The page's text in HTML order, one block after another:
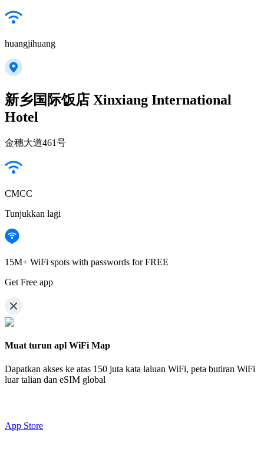
huangjihuang
新乡国际饭店 Xinxiang International
Hotel
金穗大道461号
CMCC
Tunjukkan lagi
15M+ WiFi spots with passwords for FREE
Get Free app
Muat turun apl WiFi Map
Dapatkan akses ke atas 150 juta kata laluan WiFi, peta butiran WiFi
luar talian dan eSIM global
App Store